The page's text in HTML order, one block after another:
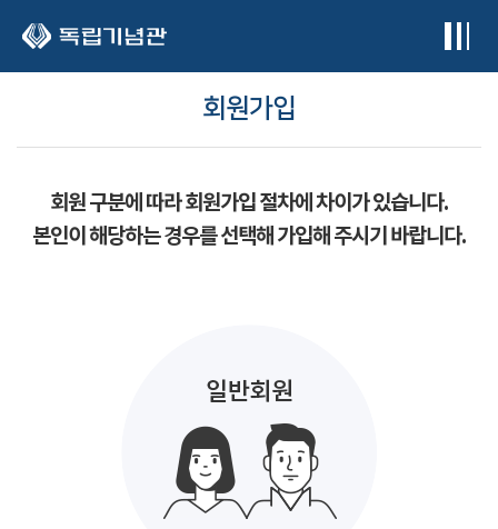
회원가입
회원 구분에 따라 회원가입 절차에 차이가 있습니다.
본인이 해당하는 경우를 선택해 가입해 주시기 바랍니다.